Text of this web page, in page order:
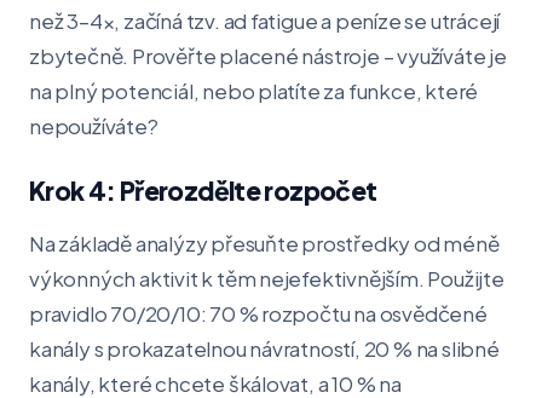
než 3–4×, začíná tzv. ad fatigue a peníze se utrácejí
zbytečně. Prověřte placené nástroje – využíváte je
na plný potenciál, nebo platíte za funkce, které
nepoužíváte?
Krok 4: Přerozdělte rozpočet
Na základě analýzy přesuňte prostředky od méně
výkonných aktivit k těm nejefektivnějším. Použijte
pravidlo 70/20/10: 70 % rozpočtu na osvědčené
kanály s prokazatelnou návratností, 20 % na slibné
kanály, které chcete škálovat, a 10 % na